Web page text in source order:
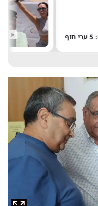
יש חלופות ליוון היקרה: 5 ערי חוף